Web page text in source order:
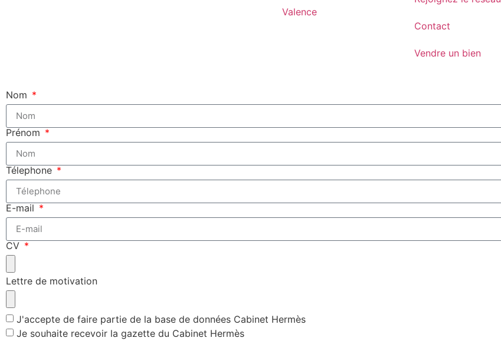
Valence
Contact
Vendre un bien
Nom
Prénom
Télephone
E-mail
CV
Lettre de motivation
J'accepte de faire partie de la base de données Cabinet Hermès
Je souhaite recevoir la gazette du Cabinet Hermès